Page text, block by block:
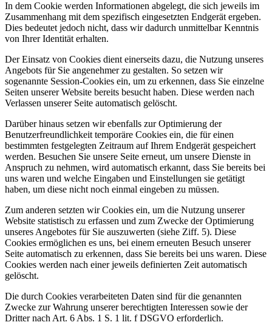
In dem Cookie werden Informationen abgelegt, die sich jeweils im
Zusammenhang mit dem spezifisch eingesetzten Endgerät ergeben.
Dies bedeutet jedoch nicht, dass wir dadurch unmittelbar Kenntnis
von Ihrer Identität erhalten.
Der Einsatz von Cookies dient einerseits dazu, die Nutzung unseres
Angebots für Sie angenehmer zu gestalten. So setzen wir
sogenannte Session-Cookies ein, um zu erkennen, dass Sie einzelne
Seiten unserer Website bereits besucht haben. Diese werden nach
Verlassen unserer Seite automatisch gelöscht.
Darüber hinaus setzen wir ebenfalls zur Optimierung der
Benutzerfreundlichkeit temporäre Cookies ein, die für einen
bestimmten festgelegten Zeitraum auf Ihrem Endgerät gespeichert
werden. Besuchen Sie unsere Seite erneut, um unsere Dienste in
Anspruch zu nehmen, wird automatisch erkannt, dass Sie bereits bei
uns waren und welche Eingaben und Einstellungen sie getätigt
haben, um diese nicht noch einmal eingeben zu müssen.
Zum anderen setzten wir Cookies ein, um die Nutzung unserer
Website statistisch zu erfassen und zum Zwecke der Optimierung
unseres Angebotes für Sie auszuwerten (siehe Ziff. 5). Diese
Cookies ermöglichen es uns, bei einem erneuten Besuch unserer
Seite automatisch zu erkennen, dass Sie bereits bei uns waren. Diese
Cookies werden nach einer jeweils definierten Zeit automatisch
gelöscht.
Die durch Cookies verarbeiteten Daten sind für die genannten
Zwecke zur Wahrung unserer berechtigten Interessen sowie der
Dritter nach Art. 6 Abs. 1 S. 1 lit. f DSGVO erforderlich.